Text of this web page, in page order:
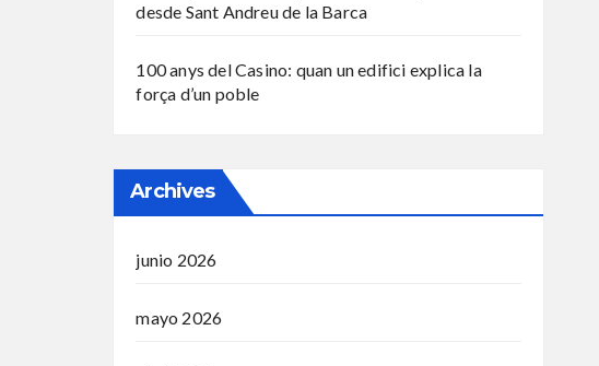
desde Sant Andreu de la Barca
100 anys del Casino: quan un edifici explica la
força d’un poble
Archives
junio 2026
mayo 2026